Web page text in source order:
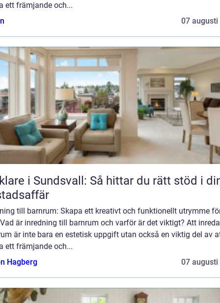
ett främjande och...
07 augusti
i Sundsvall: Så hittar du rätt stöd i
till barnrum: Skapa ett kreativt och funktionellt utrymme
är inredning till barnrum och varför är det viktigt? Att
är inte bara en estetisk uppgift utan också en viktig del av
ett främjande och...
Hagberg
07 augusti